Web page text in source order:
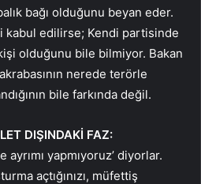
bağı olduğunu beyan eder.
kabul edilirse; Kendi partisinde
olduğunu bile bilmiyor. Bakan
akrabasının nerede terörle
bile farkında değil.
DIŞINDAKİ FAZ:
yapmıyoruz’ diyorlar.
açtığınızı, müfettiş